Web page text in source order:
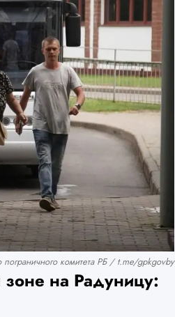
комитета РБ / t.me/gpkgovby
на Радуницу: